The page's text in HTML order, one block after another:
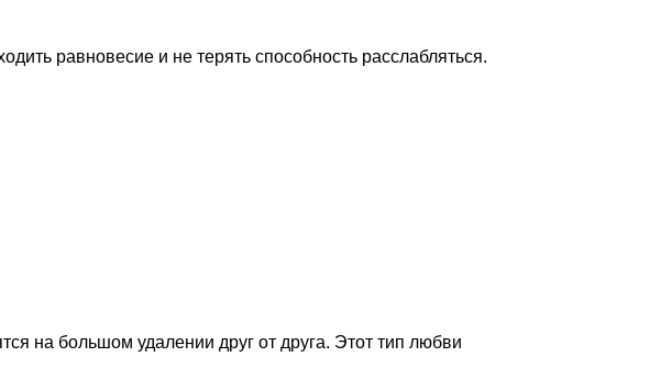
равновесие и не терять способность расслабляться.
на большом удалении друг от друга. Этот тип любви